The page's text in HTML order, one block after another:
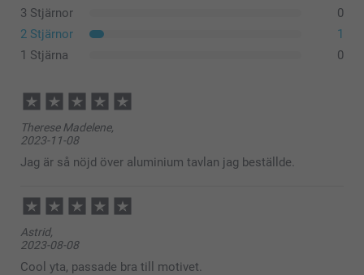
3 Stjärnor
0
2 Stjärnor
1
1 Stjärna
0
Therese Madelene,
2023-11-08
Jag är så nöjd över aluminium tavlan jag beställde.
Astrid,
2023-08-08
Cool yta, passade bra till motivet.